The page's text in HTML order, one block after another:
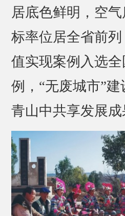
居底色鲜明，空
标率位居全省前
值实现案例入选
例，“无废城市”
青山中共享发展成